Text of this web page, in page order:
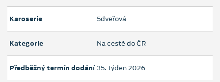
Karoserie 5dveřová
Kategorie Na cestě do ČR
Předběžný termín dodání 35. týden 2026